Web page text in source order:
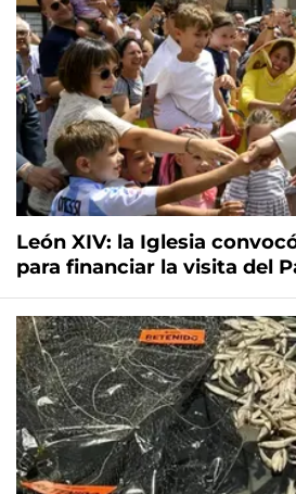
León XIV: la Iglesia
para financiar la visita del